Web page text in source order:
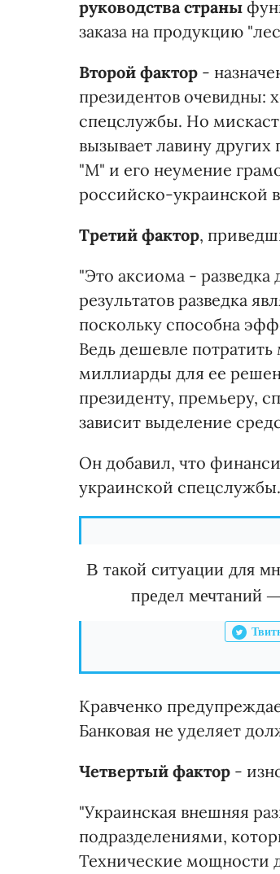
руководства страны
заказа на продукцию
Второй фактор -
президентов очевидны:
спецслужбы. Но
вызывает лавину других
"М" и его неумение
российско-украинской
Третий фактор,
"Это аксиома -
результатов разведка
поскольку способна
Ведь дешевле
миллиарды для ее
президенту, премьеру,
зависит выделение
Он добавил, что
украинской спецслужбы.
В такой ситуации для
предел мечтаний
Кравченко
Банковая не уделяет
Четвертый фактор -
"Украинская внешняя
подразделениями,
Технические мощности